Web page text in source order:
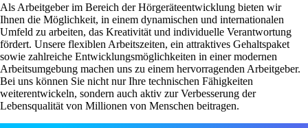
Als Arbeitgeber im Bereich der Hörgeräteentwicklung bieten wir
Ihnen die Möglichkeit, in einem dynamischen und internationalen
Umfeld zu arbeiten, das Kreativität und individuelle Verantwortung
fördert. Unsere flexiblen Arbeitszeiten, ein attraktives Gehaltspaket
sowie zahlreiche Entwicklungsmöglichkeiten in einer modernen
Arbeitsumgebung machen uns zu einem hervorragenden Arbeitgeber.
Bei uns können Sie nicht nur Ihre technischen Fähigkeiten
weiterentwickeln, sondern auch aktiv zur Verbesserung der
Lebensqualität von Millionen von Menschen beitragen.